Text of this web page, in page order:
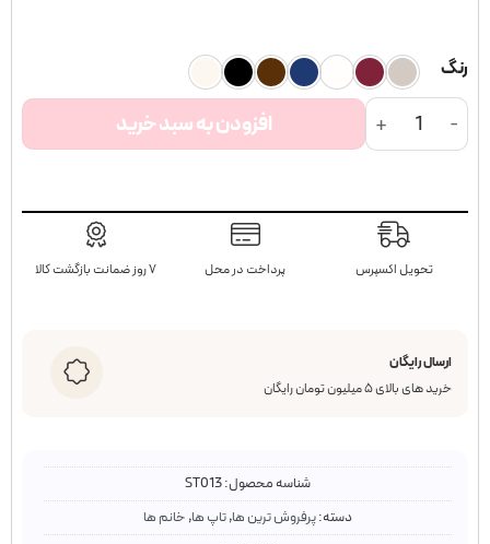
مشتری
رنگ
تاپ زنانه ربکا مدل زیپدار عددافزودن به سبد خرید
تحویل اکسپرس پرداخت در محل ۷ روز ضمانت بازگشت کالا
ارسال رایگان
خرید های بالای ۵ میلیون تومان رایگان
شناسه محصول:ST013
دسته:پرفروش ترین ها,تاپ ها, خانم ها